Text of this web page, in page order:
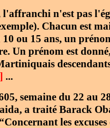
n'est pas
Chacun est
ou 15 ans, un
Un prénom est
...
semaine du 22 au
a traité Barack
les